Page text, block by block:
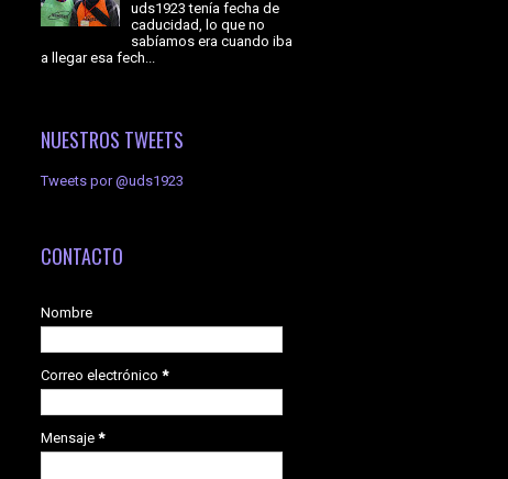
uds1923 tenía fecha de
caducidad, lo que no
sabíamos era cuando iba
a llegar esa fech...
NUESTROS TWEETS
Tweets por @uds1923
CONTACTO
Nombre
Correo electrónico *
Mensaje *